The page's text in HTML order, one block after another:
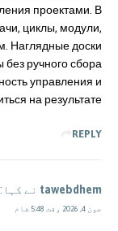
проектами. В
циклы, модули,
Наглядные доски
без ручного сбора
управления и
на результате.
REPLY
tawebdhem نے کہا:
جون 4, 2026 وقت 5:48 شام